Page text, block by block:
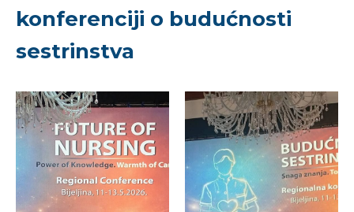
konferenciji o budućnosti
sestrinstva